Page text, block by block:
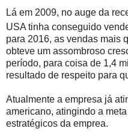
Lá em 2009, no auge da
USA tinha conseguido
para 2016, as vendas mais
obteve um assombroso
período, para coisa de 1,4
resultado de respeito para
Atualmente a empresa já
americano, atingindo a
estratégicos da emprea.